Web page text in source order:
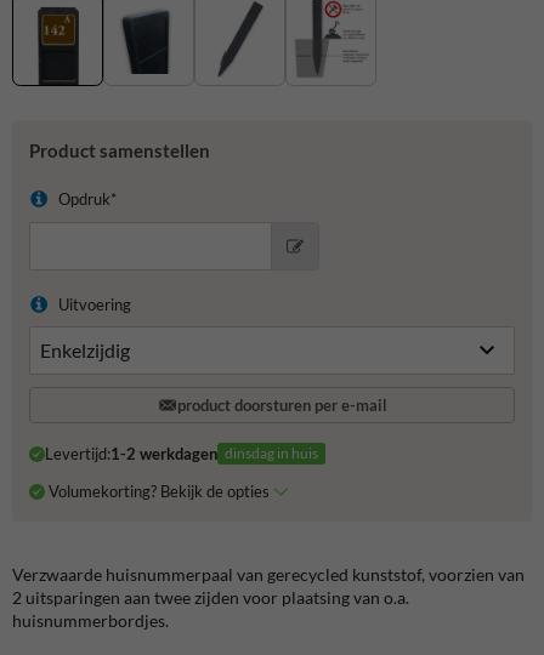
Product samenstellen
Opdruk*
Uitvoering
product doorsturen per e-mail
Levertijd:1-2 werkdagen dinsdag in huis
Volumekorting? Bekijk de opties
Verzwaarde huisnummerpaal van gerecycled kunststof, voorzien van
2 uitsparingen aan twee zijden voor plaatsing van o.a.
huisnummerbordjes.